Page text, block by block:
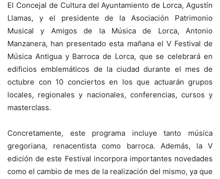
El Concejal de Cultura del Ayuntamiento de Lorca, Agustín
Llamas, y el presidente de la Asociación Patrimonio
Musical y Amigos de la Música de Lorca, Antonio
Manzanera, han presentado esta mañana el V Festival de
Música Antigua y Barroca de Lorca, que se celebrará en
edificios emblemáticos de la ciudad durante el mes de
octubre con 10 conciertos en los que actuarán grupos
locales, regionales y nacionales, conferencias, cursos y
masterclass.
Concretamente, este programa incluye tanto música
gregoriana, renacentista como barroca. Además, la V
edición de este Festival incorpora importantes novedades
como el cambio de mes de la realización del mismo, ya que